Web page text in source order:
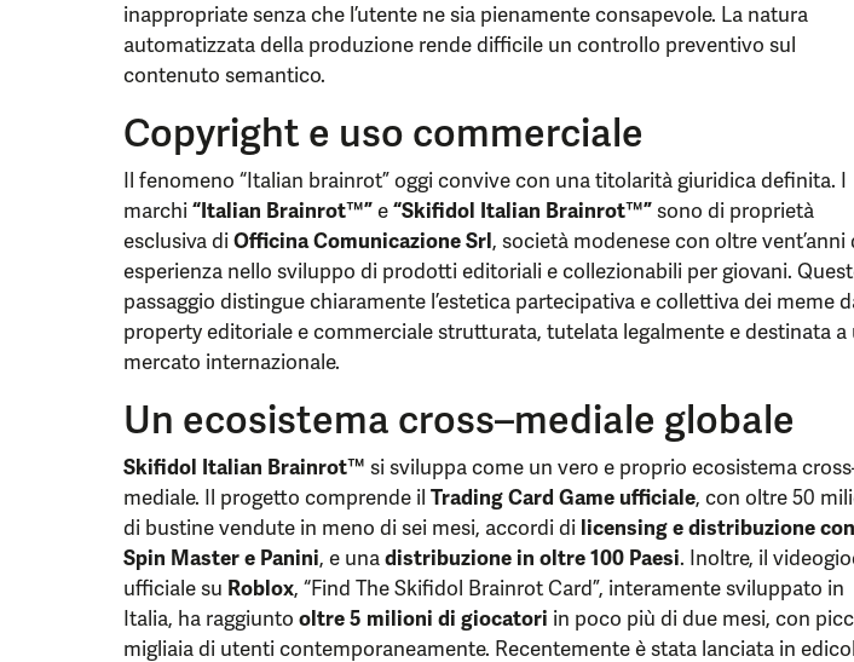
inappropriate senza che l’utente ne sia pienamente consapevole. La natura
automatizzata della produzione rende difficile un controllo preventivo sul
contenuto semantico.
Copyright e uso commerciale
Il fenomeno “Italian brainrot” oggi convive con una titolarità giuridica definita. I
marchi“Italian Brainrot™”e“Skifidol Italian Brainrot™”sono di proprietà
esclusiva diOfficina Comunicazione Srl, società modenese con oltre vent’anni
esperienza nello sviluppo di prodotti editoriali e collezionabili per giovani.
passaggio distingue chiaramente l’estetica partecipativa e collettiva dei meme
property editoriale e commerciale strutturata, tutelata legalmente e destinata a
mercato internazionale.
Un ecosistema cross–mediale globale
Skifidol Italian Brainrot™ si sviluppa come un vero e proprio ecosistema
mediale. Il progetto comprende il Trading Card Game ufficiale, con oltre 50
di bustine vendute in meno di sei mesi, accordi di licensing e distribuzione con
Spin Master e Panini, e unadistribuzione in oltre 100 Paesi. Inoltre, il
ufficiale su Roblox, “Find The Skifidol Brainrot Card”, interamente sviluppato in
Italia, ha raggiunto oltre 5 milioni di giocatori in poco più di due mesi, con
migliaia di utenti contemporaneamente. Recentemente è stata lanciata in